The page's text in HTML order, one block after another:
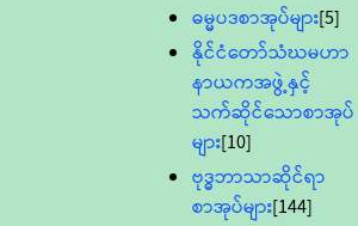
ဓမ္မပဒစာအုပ်များ[5]
နိုင်ငံတော်သံဃမဟာ
နာယကအဖွဲ့နှင့်
သက်ဆိုင်သောစာအုပ်
များ[10]
ဗုဒ္ဓဘာသာဆိုင်ရာ
စာအုပ်များ[144]